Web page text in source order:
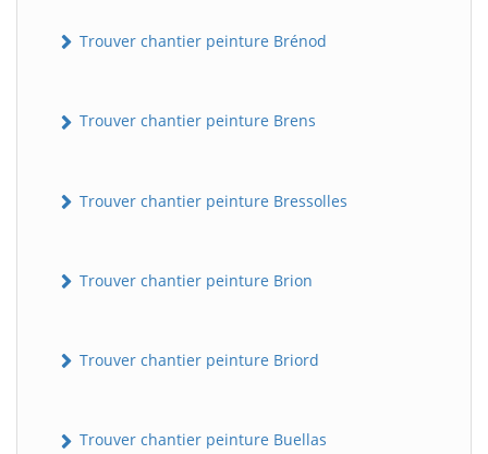
Trouver chantier peinture Brénod
Trouver chantier peinture Brens
Trouver chantier peinture Bressolles
Trouver chantier peinture Brion
Trouver chantier peinture Briord
Trouver chantier peinture Buellas